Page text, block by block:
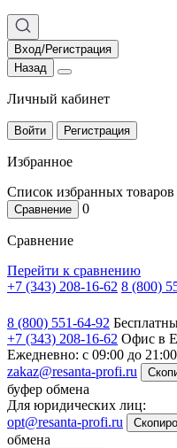
Вход/Регистрация
Назад
Личный кабинет
Войти Регистрация
Избранное
Список избранных товаров
Сравнение 0
Сравнение
Перейти к сравнению
+7 (343) 208-16-62 8 (800)
8 (800) 551-64-92
+7 (343) 208-16-62 Офис в
Ежедневно: с 09:00 до 21:00
zakaz@resanta-profi.ru
буфер обмена
Для юридических лиц:
opt@resanta-profi.ru
обмена